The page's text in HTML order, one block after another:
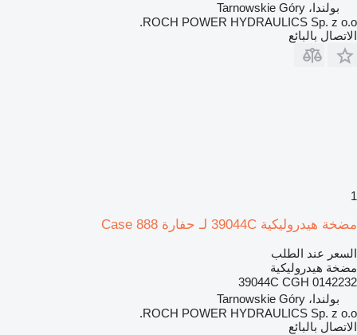
بولندا، Tarnowskie Góry
ROCH POWER HYDRAULICS Sp. z o.o.
الاتصال بالبائع
1
مضخة هيدروليكية 39044C لـ حفارة Case 888
السعر عند الطلب
مضخة هيدروليكية
39044C CGH 0142232
بولندا، Tarnowskie Góry
ROCH POWER HYDRAULICS Sp. z o.o.
الاتصال بالبائع